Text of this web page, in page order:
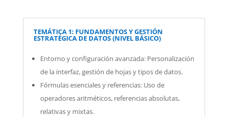
TEMÁTICA 1: FUNDAMENTOS Y GESTIÓN
ESTRATÉGICA DE DATOS (NIVEL BÁSICO)
Entorno y configuración avanzada: Personalización
de la interfaz, gestión de hojas y tipos de datos.
Fórmulas esenciales y referencias: Uso de
operadores aritméticos, referencias absolutas,
relativas y mixtas.